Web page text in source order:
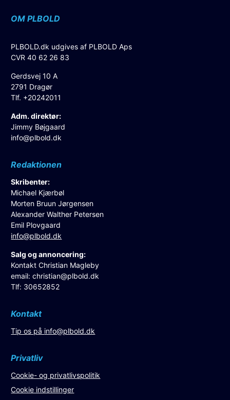
OM PLBOLD
PLBOLD.dk udgives af PLBOLD Aps
CVR 40 62 26 83
Gerdsvej 10 A
2791 Dragør
Tlf. +20242011
Adm. direktør:
Jimmy Bøjgaard
info@plbold.dk
Redaktionen
Skribenter:
Michael Kjærbøl
Morten Bruun Jørgensen
Alexander Walther Petersen
Emil Plovgaard
info@plbold.dk
Salg og annoncering:
Kontakt Christian Magleby
email:christian@plbold.dk
Tlf: 30652852
Kontakt
Tip os på info@plbold.dk
Privatliv
Cookie- og privatlivspolitik
Cookie indstillinger